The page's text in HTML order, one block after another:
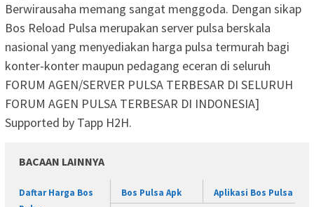
Berwirausaha memang sangat menggoda. Dengan sikap
Bos Reload Pulsa merupakan server pulsa berskala
nasional yang menyediakan harga pulsa termurah bagi
konter-konter maupun pedagang eceran di seluruh
FORUM AGEN/SERVER PULSA TERBESAR DI SELURUH
FORUM AGEN PULSA TERBESAR DI INDONESIA]
Supported by Tapp H2H.
BACAAN LAINNYA
Daftar Harga Bos
Bos Pulsa Apk Aplikasi Bos Pulsa